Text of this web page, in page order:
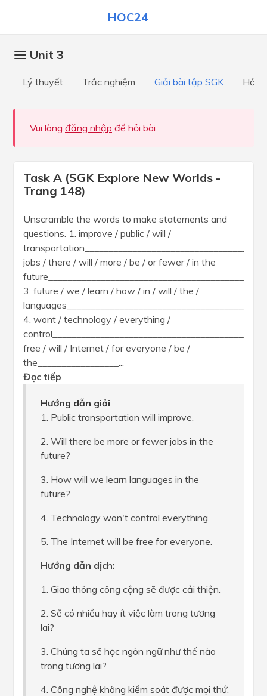
HOC24
Unit 3
Lý thuyết Trắc nghiệm Giải bài tập SGK Hỏi
Vui lòng đăng nhập để hỏi bài
Task A (SGK Explore New Worlds -
Trang 148)
Unscramble the words to make statements and
questions. 1. improve / public / will /
jobs / there / will / more / be / or fewer / in the
future__________________________________________?
3. future / we / learn / how / in / will / the /
4. wont / technology / everything /
control__________________________________________.5.
free / will / Internet / for everyone / be /
the_________________...
Đọc tiếp
Hướng dẫn giải
1. Public transportation will improve.
2. Will there be more or fewer jobs in the
future?
3. How will we learn languages in the
future?
4. Technology won't control everything.
5. The Internet will be free for everyone.
Hướng dẫn dịch:
1. Giao thông công cộng sẽ được cải thiện.
2. Sẽ có nhiều hay ít việc làm trong tương
lai?
3. Chúng ta sẽ học ngôn ngữ như thế nào
trong tương lai?
4. Công nghệ không kiểm soát được mọi thứ.